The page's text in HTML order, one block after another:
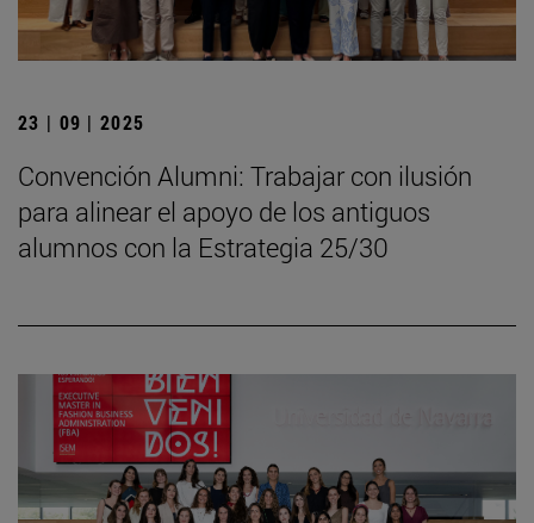
23 | 09 | 2025
Convención Alumni: Trabajar con ilusión
para alinear el apoyo de los antiguos
alumnos con la Estrategia 25/30